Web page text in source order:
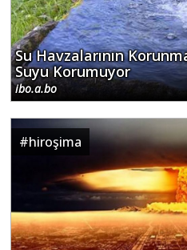
Su Havzalarının
Suyu Korumuyor
ibo.a.bo
#hiroşima